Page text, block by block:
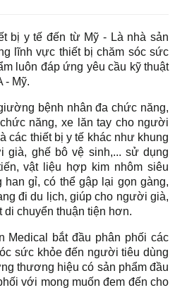
bị y tế đến từ Mỹ - Là nhà sản
lĩnh vực thiết bị chăm sóc sức
luôn đáp ứng yêu cầu kỹ thuật
- Mỹ.
bệnh nhân đa chức năng,
năng, xe lăn tay cho người
các thiết bị y tế khác như khung
già, ghế bô vệ sinh,... sử dụng
vật liệu hợp kim nhôm siêu
han gỉ, có thể gập lại gọn gàng,
đi du lịch, giúp cho người già,
chuyển thuận tiện hơn.
Medical bắt đầu phân phối các
sức khỏe đến người tiêu dùng
thương hiệu có sản phẩm đầu
với mong muốn đem đến cho